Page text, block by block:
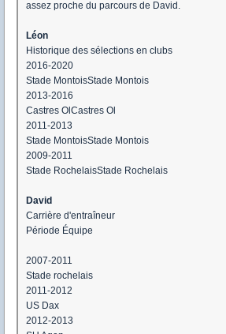
assez proche du parcours de David.
Léon
Historique des sélections en clubs
2016-2020
Stade MontoisStade Montois
2013-2016
Castres OlCastres Ol
2011-2013
Stade MontoisStade Montois
2009-2011
Stade RochelaisStade Rochelais
David
Carrière d'entraîneur
Période Équipe
2007-2011
Stade rochelais
2011-2012
US Dax
2012-2013